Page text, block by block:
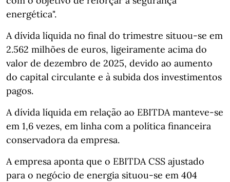
energética".
A dívida líquida no final do trimestre situou-se em
2.562 milhões de euros, ligeiramente acima do
valor de dezembro de 2025, devido ao aumento
do capital circulante e à subida dos investimentos
pagos.
A dívida líquida em relação ao EBITDA manteve-se
em 1,6 vezes, em linha com a política financeira
conservadora da empresa.
A empresa aponta que o EBITDA CSS ajustado
para o negócio de energia situou-se em 404